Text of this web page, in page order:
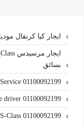
ايجار كيا كرنفال موديل
بسائق
01100092199
driver 01100092199
Class 01100092199